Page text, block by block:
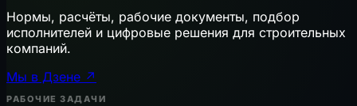
Нормы, расчёты, рабочие документы, подбор
исполнителей и цифровые решения для строительных
компаний.
Мы в Дзене ↗
РАБОЧИЕ ЗАДАЧИ